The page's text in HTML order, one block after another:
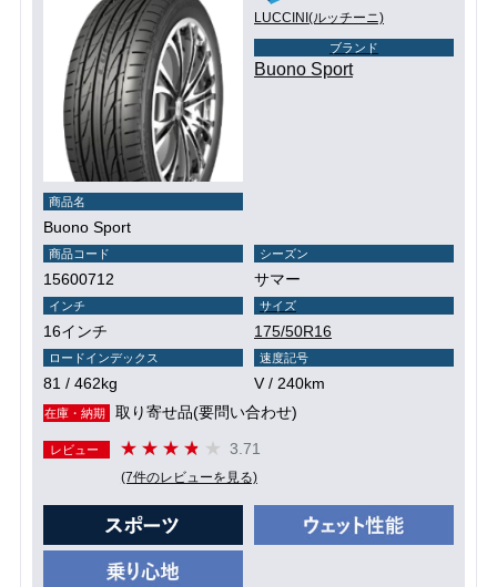
LUCCINI(ルッチーニ)
ブランド
Buono Sport
商品名
Buono Sport
商品コード
15600712
シーズン
サマー
インチ
16インチ
サイズ
175/50R16
ロードインデックス
81 / 462kg
速度記号
V / 240km
在庫・納期 取り寄せ品(要問い合わせ)
レビュー 3.71
(7件のレビューを見る)